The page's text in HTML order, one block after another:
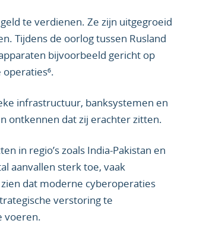
te verdienen. Ze zijn uitgegroeid
Tijdens de oorlog tussen Rusland
bijvoorbeeld gericht op
infrastructuur, banksystemen en
ontkennen dat zij erachter zitten.
in regio’s zoals India-Pakistan en
aanvallen sterk toe, vaak
dat moderne cyberoperaties
verstoring te
voeren.